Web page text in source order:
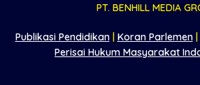
PT. BENHILL MEDIA
Publikasi Pendidikan| Koran Parlemen|
Perisai Hukum Masyarakat